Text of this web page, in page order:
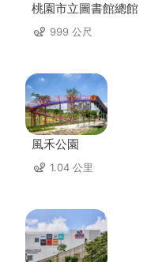
桃園市立圖書館總館
999 公尺
風禾公園
1.04 公里